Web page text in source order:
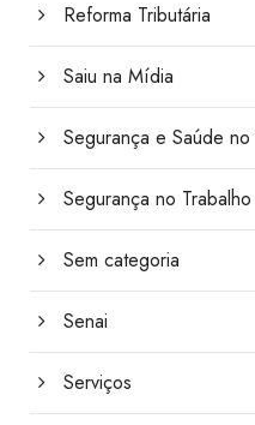
Reforma Tributária
Saiu na Mídia
Segurança e Saúde no
Segurança no Trabalho
Sem categoria
Senai
Serviços